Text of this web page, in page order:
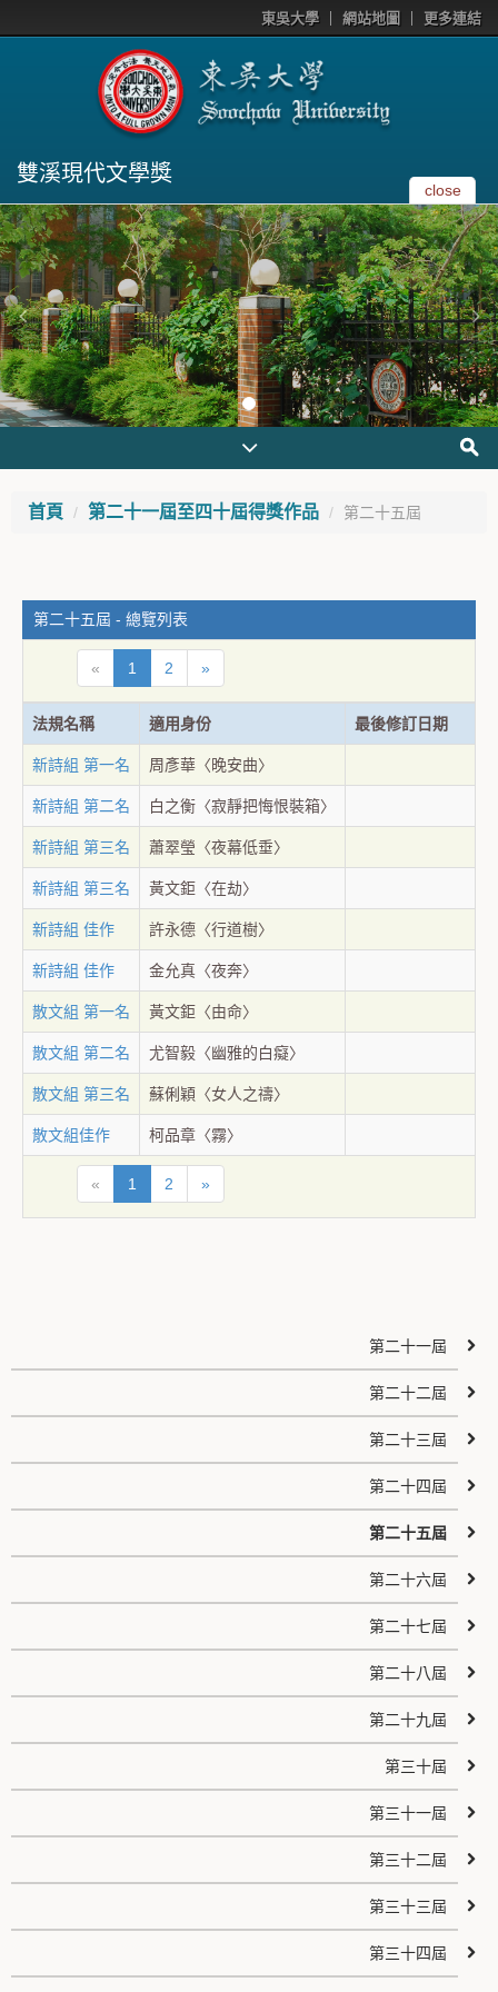
東吳大學 網站地圖 更多連結
雙溪現代文學獎
close
首頁 第二十一屆至四十屆得獎作品 第二十五屆
第二十五屆 - 總覽列表
« 1 2 »
法規名稱 適用身份 最後修訂日期
新詩組 第一名 周彥華〈晚安曲〉
新詩組 第二名 白之衡〈寂靜把悔恨裝箱〉
新詩組 第三名 蕭翠瑩〈夜幕低垂〉
新詩組 第三名 黃文鉅〈在劫〉
新詩組 佳作 許永德〈行道樹〉
新詩組 佳作 金允真〈夜奔〉
散文組 第一名 黃文鉅〈由命〉
散文組 第二名 尤智毅〈幽雅的白癡〉
散文組 第三名 蘇俐穎〈女人之禱〉
散文組佳作 柯品章〈霧〉
« 1 2 »
第二十一屆
第二十二屆
第二十三屆
第二十四屆
第二十五屆
第二十六屆
第二十七屆
第二十八屆
第二十九屆
第三十屆
第三十一屆
第三十二屆
第三十三屆
第三十四屆